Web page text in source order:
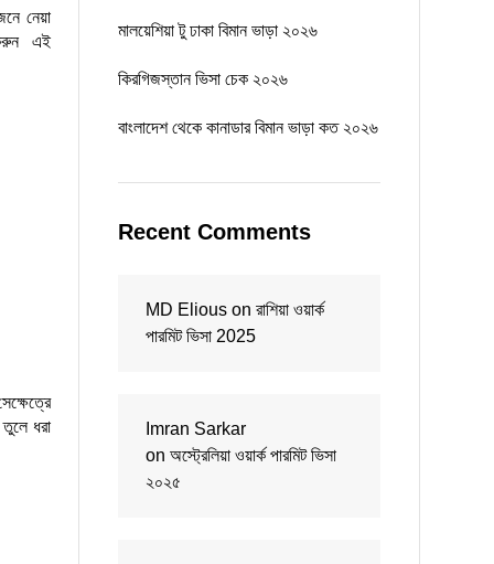
নেয়া
এই
ধরা
মালয়েশিয়া টু ঢাকা বিমান ভাড়া ২০২৬
কিরগিজস্তান ভিসা চেক ২০২৬
বাংলাদেশ থেকে কানাডার বিমান ভাড়া কত ২০২৬
Recent Comments
MD Elious on রাশিয়া ওয়ার্ক
পারমিট ভিসা 2025
Imran Sarkar
on অস্ট্রেলিয়া ওয়ার্ক পারমিট ভিসা
২০২৫